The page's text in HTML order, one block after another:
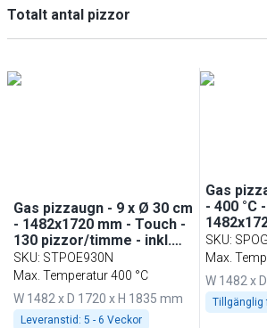
Min
Totalt antal pizzor
Gas pizzaugn - 9 x Ø 30 cm
- 1482x1720 mm - Touch -
130 pizzor/timme - inkl.
underrede - upp till 400 °C
SKU: STPOE930N
Max. Temperatur 400 °C
W 1482 x D 1720 x H 1835 mm
Leveranstid: 5 - 6 Veckor
Gas
- 400 °C
pizzor/
SKU:
Max.
W 1482 x
Tillgänglig